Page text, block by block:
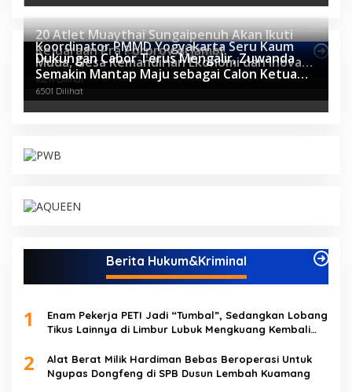
Berita Olahraga
20 Atlet Muaythai Sungaipenuh Akan Ikuti
Kejuaraan Pra Porprov di Jambi
11078 Dilihat
Koordinator PMMD Yogyakarta Seru Kaum
Muda, Gesa Kemandirian Ekonomi dan Inovasi
Desa
10211 Dilihat
Dukungan Cabor Terus Mengalir, Zuwanda
Semakin Mantap Maju sebagai Calon Ketua
KONI
6501 Dilihat
Berita Hukum&Kriminal
1
Enam Pekerja PETI Jadi “Tumbal”, Sedangkan Lobang
Tikus Lainnya di Limbur Lubuk Mengkuang Kembali
2
Alat Berat Milik Hardiman Bebas Beroperasi Untuk
Ngupas Dongfeng di SPB Dusun Lembah Kuamang